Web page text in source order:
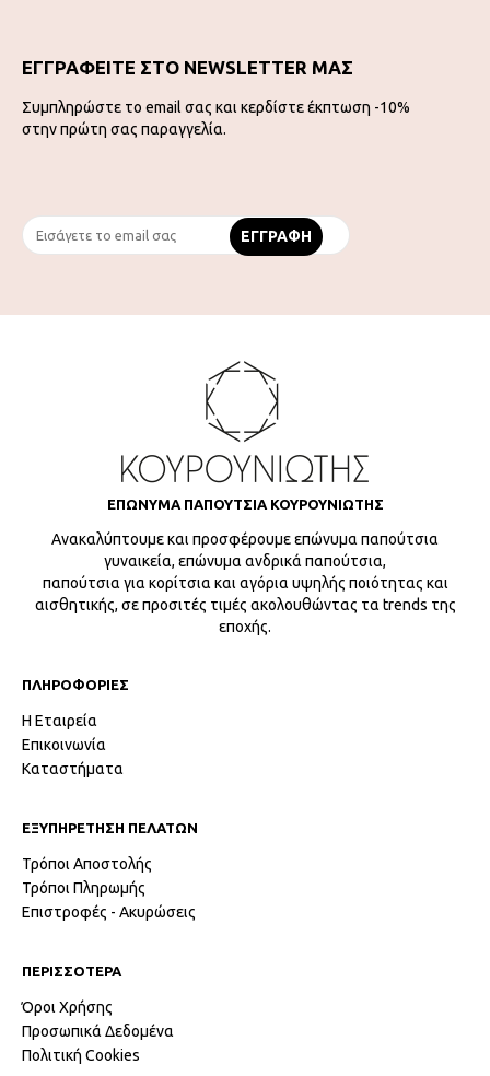
ΕΓΓΡΑΦΕΙΤΕ ΣΤΟ NEWSLETTER ΜΑΣ
Συμπληρώστε το email σας και κερδίστε έκπτωση -10%
στην πρώτη σας παραγγελία.
ΕΠΩΝΥΜΑ ΠΑΠΟΥΤΣΙΑ ΚΟΥΡΟΥΝΙΩΤΗΣ
Ανακαλύπτουμε και προσφέρουμε επώνυμα παπούτσια
γυναικεία, επώνυμα ανδρικά παπούτσια,
παπούτσια για κορίτσια και αγόρια υψηλής ποιότητας και
αισθητικής, σε προσιτές τιμές ακολουθώντας τα trends της
εποχής.
ΠΛΗΡΟΦΟΡΙΕΣ
Η Εταιρεία
Επικοινωνία
Καταστήματα
ΕΞΥΠΗΡΕΤΗΣΗ ΠΕΛΑΤΩΝ
Τρόποι Αποστολής
Τρόποι Πληρωμής
Επιστροφές - Ακυρώσεις
ΠΕΡΙΣΣΟΤΕΡΑ
Όροι Χρήσης
Προσωπικά Δεδομένα
Πολιτική Cookies